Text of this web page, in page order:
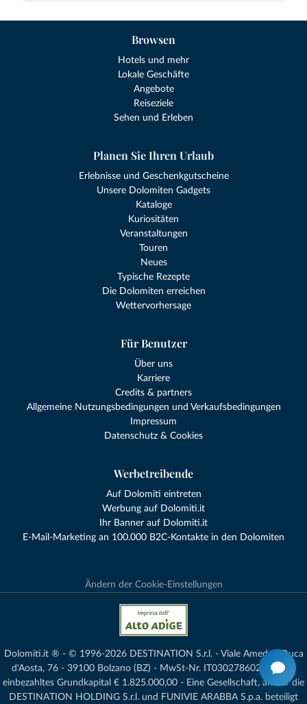
Browsen
Hotels und mehr
Lokale Geschäfte
Angebote
Reiseziele
Sehen und Erleben
Planen Sie Ihren Urlaub
Erlebnisse und Geschenkgutscheine
Unsere Dolomiten Gadgets
Kataloge
Kuriositäten
Veranstaltungen
Touren
Neues
Typische Rezepte
Die Dolomiten erreichen
Wettervorhersage
Für Benutzer
Über uns
Karriere
Credits & partners
Allgemeine Nutzungsbedingungen und Verkaufsbedingungen
Impressum
Datenschutz & Cookies
Werbetreibende
Auf Dolomiti eintreten
Werbung auf Dolomiti.it
Ihr Banner auf Dolomiti.it
E-Mail-Marketing an 100.000 B2C-Kontakte in den Dolomiten
Ändern der Cookie-Einstellungen
Dolomiti.it ® - © 1996-2026 DESTINATION S.r.l. - Viale Amedeo Duca
d'Aosta, 76 - 39100 Bolzano (BZ) - MwSt-Nr. IT03027860216 - voll
einbezahltes Grundkapital € 1.825.000,00 - Eine Gesellschaft, an der die
DESTINATION HOLDING S.r.l. und FUNIVIE ARABBA S.p.a. beteiligt